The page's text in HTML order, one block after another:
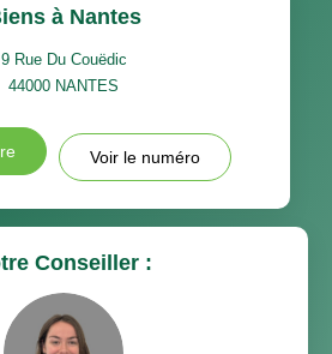
à Nantes
9 Rue Du Couëdic
44000 NANTES
Voir le numéro
Conseiller :